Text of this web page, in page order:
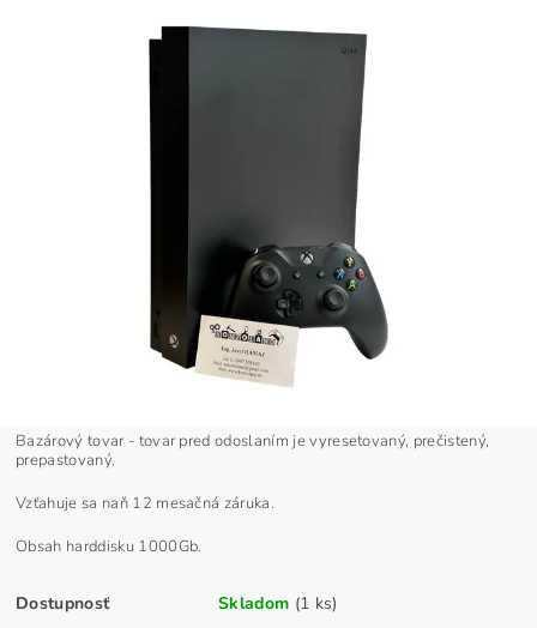
Bazárový tovar - tovar pred odoslaním je vyresetovaný, prečistený,
prepastovaný.
Vzťahuje sa naň 12 mesačná záruka.
Obsah harddisku 1000Gb.
Dostupnosť Skladom (1 ks)